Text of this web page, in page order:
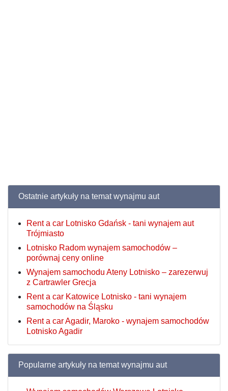
Ostatnie artykuły na temat wynajmu aut
Rent a car Lotnisko Gdańsk - tani wynajem aut
Trójmiasto
Lotnisko Radom wynajem samochodów –
porównaj ceny online
Wynajem samochodu Ateny Lotnisko – zarezerwuj
z Cartrawler Grecja
Rent a car Katowice Lotnisko - tani wynajem
samochodów na Śląsku
Rent a car Agadir, Maroko - wynajem samochodów
Lotnisko Agadir
Popularne artykuły na temat wynajmu aut